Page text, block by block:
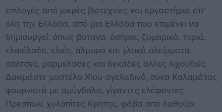
επιλογές από μικρές βιοτεχνίες και εργαστήρια απ’
όλη την Ελλάδα, από μια Ελλάδα που επιμένει να
δημιουργεί, όπως βότανα, όσπρια, ζυμαρικά, τυριά,
ελαιόλαδο, ελιές, αλμυρά και γλυκά αλείμματα,
σάλτσες, μαρμελάδες και δεκάδες άλλες λιχουδιές.
Δοκιμάστε μαστέλο Χίου αγελαδινό, σύκα Καλαμάτας
φουρνιστά με αμύγδαλο, γίγαντες ελέφαντες
Πρεσπών, χυλοπίτες Κρήτης, φάβα από λαθούρι